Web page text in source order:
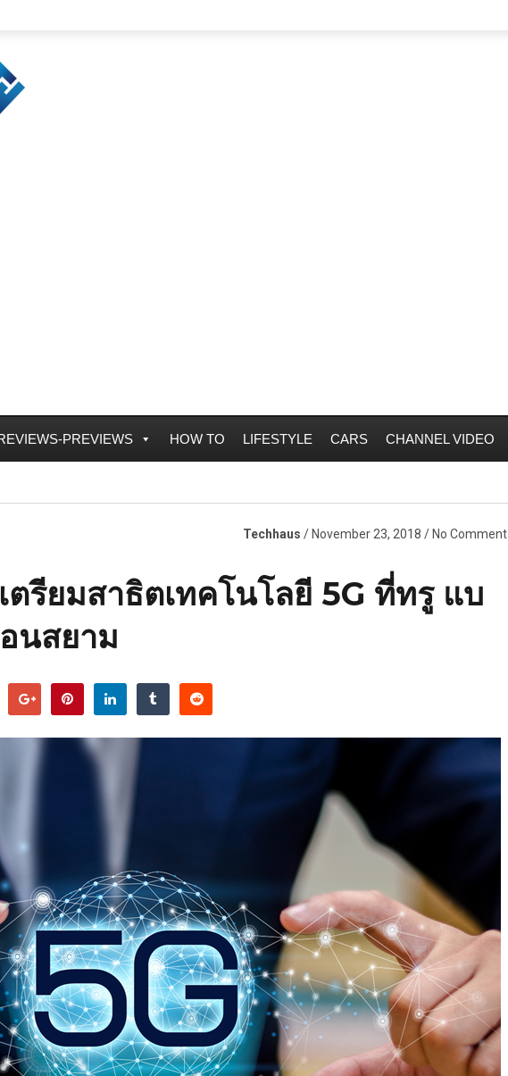
PREVIEWS HOW TO LIFESTYLE CARS CHANNEL VIDEO
Techhaus / November 23, 2018 / No Comment
รียมสาธิตเทคโนโลยี 5G ที่ทรู แบ
นสยาม